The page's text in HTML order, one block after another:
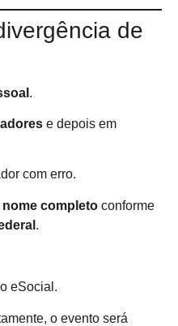
de
.
e depois em
com erro.
nome completo conforme
.
eSocial.
o evento será